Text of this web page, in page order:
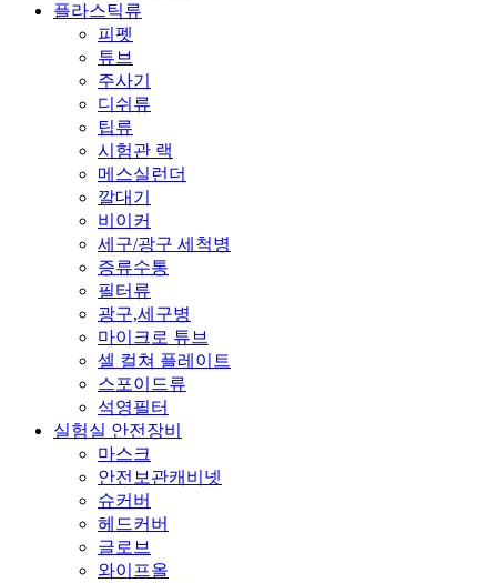
플라스틱류
피펫
튜브
주사기
디쉬류
팁류
시험관 랙
메스실런더
깔대기
비이커
세구/광구 세척병
증류수통
필터류
광구,세구병
마이크로 튜브
셀 컬쳐 플레이트
스포이드류
석영필터
실험실 안전장비
마스크
안전보관캐비넷
슈커버
헤드커버
글로브
와이프올